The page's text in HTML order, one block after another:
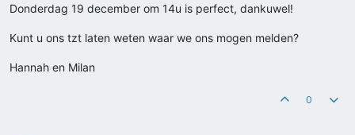
Donderdag 19 december om 14u is perfect, dankuwel!
Kunt u ons tzt laten weten waar we ons mogen melden?
Hannah en Milan
0